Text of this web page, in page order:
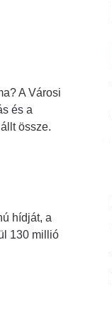
A Városi
és a
össze.
hídját, a
130 millió